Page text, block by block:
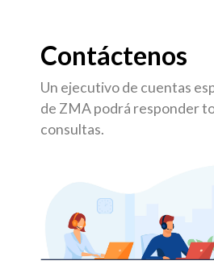
Contáctenos
Un ejecutivo de cuentas
de ZMA podrá responder
consultas.